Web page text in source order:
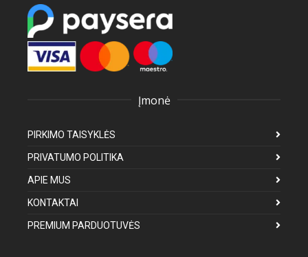
Įmonė
PIRKIMO TAISYKLĖS
PRIVATUMO POLITIKA
APIE MUS
KONTAKTAI
PREMIUM PARDUOTUVĖS